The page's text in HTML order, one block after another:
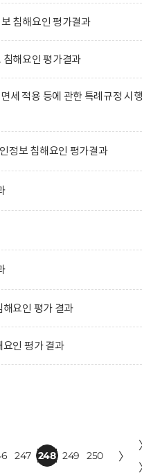
침해요인 평가결과
침해요인 평가결과
세 적용 등에 관한 특례규정 시행
정보 침해요인 평가결과
해요인 평가 결과
요인 평가 결과
247 248 249 250 〉